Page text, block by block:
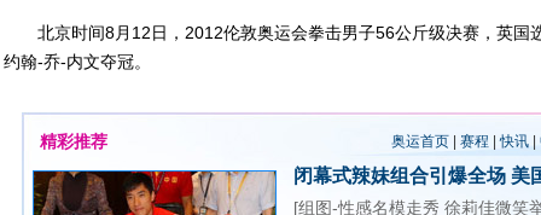
北京时间8月12日，2012伦敦奥运会拳击男子56公斤级决赛，英国
约翰-乔-内文夺冠。
精彩推荐 奥运首页| 赛程 |快讯|
闭幕式辣妹组合引爆全场 美
[组图-性感名模走秀 徐莉佳微笑